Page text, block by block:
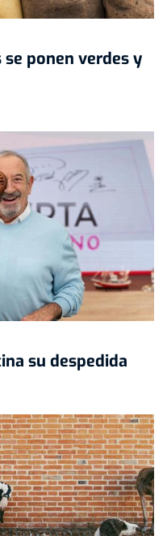
ponen verdes y
su despedida